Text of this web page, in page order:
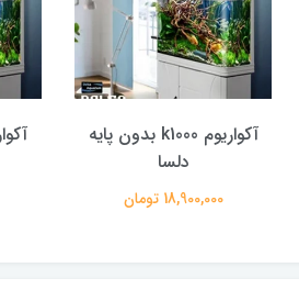
آکواریوم k1000 بدون پایه
دلسا
18,900,000 تومان